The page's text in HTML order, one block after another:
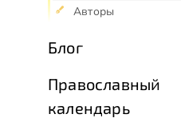
Авторы
Блог
Православный
календарь